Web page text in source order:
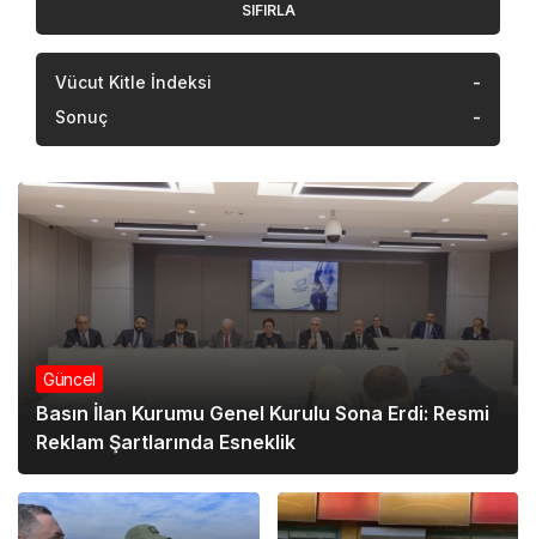
SIFIRLA
Vücut Kitle İndeksi
-
Sonuç
-
Güncel
Basın İlan Kurumu Genel Kurulu Sona Erdi: Resmi
Reklam Şartlarında Esneklik